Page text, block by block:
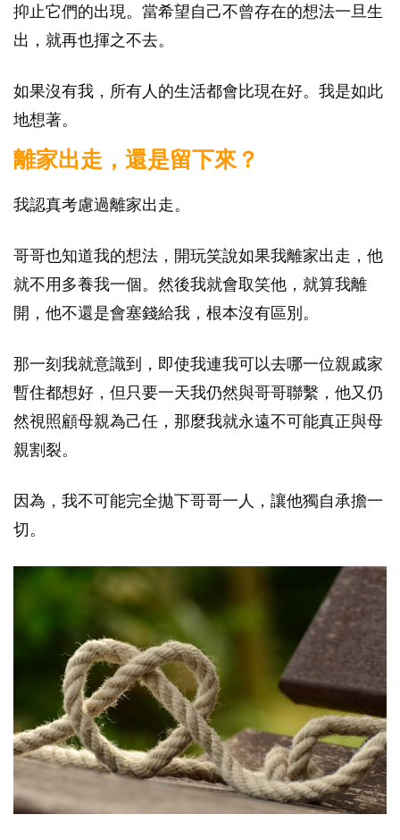
抑止它們的出現。當希望自己不曾存在的想法一旦生
出，就再也揮之不去。
如果沒有我，所有人的生活都會比現在好。我是如此
地想著。
離家出走，還是留下來？
我認真考慮過離家出走。
哥哥也知道我的想法，開玩笑說如果我離家出走，他
就不用多養我一個。然後我就會取笑他，就算我離
開，他不還是會塞錢給我，根本沒有區別。
那一刻我就意識到，即使我連我可以去哪一位親戚家
暫住都想好，但只要一天我仍然與哥哥聯繫，他又仍
然視照顧母親為己任，那麼我就永遠不可能真正與母
親割裂。
因為，我不可能完全拋下哥哥一人，讓他獨自承擔一
切。